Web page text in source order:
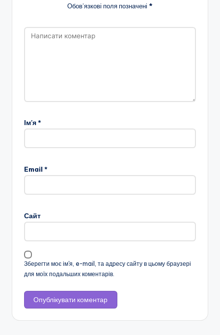
о
ї
іт
и
Р
і
е
ь
о
Обов’язкові поля позначені *
Ім'я*
Email *
Сайт
Зберегти моє ім'я, e-mail, та адресу сайту в цьому браузері
для моїх подальших коментарів.